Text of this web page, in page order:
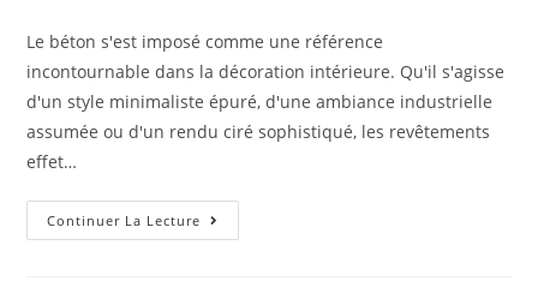
Le béton s'est imposé comme une référence
incontournable dans la décoration intérieure. Qu'il s'agisse
d'un style minimaliste épuré, d'une ambiance industrielle
assumée ou d'un rendu ciré sophistiqué, les revêtements
effet…
Continuer La Lecture